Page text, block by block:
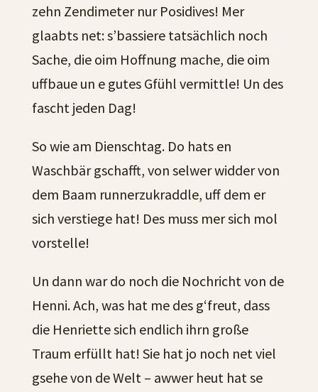
zehn Zendimeter nur Posidives! Mer
glaabts net: s’bassiere tatsächlich noch
Sache, die oim Hoffnung mache, die oim
uffbaue un e gutes Gfühl vermittle! Un des
fascht jeden Dag!
So wie am Dienschtag. Do hats en
Waschbär gschafft, von selwer widder von
dem Baam runnerzukraddle, uff dem er
sich verstiege hat! Des muss mer sich mol
vorstelle!
Un dann war do noch die Nochricht von de
Henni. Ach, was hat me des g‘freut, dass
die Henriette sich endlich ihrn große
Traum erfüllt hat! Sie hat jo noch net viel
gsehe von de Welt – awwer heut hat se